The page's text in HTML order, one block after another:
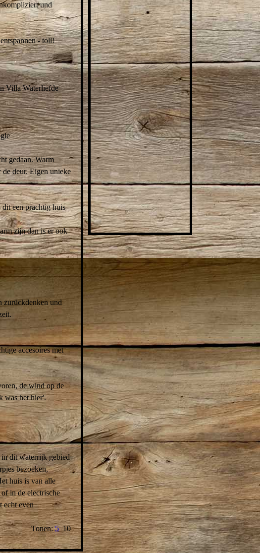
und
- toll!
Villa Waterliefde
gedaan. Warm
deur. Eigen unieke
een prachtig huis
zijn dan is er ook
zurückdenken und
accesoires met
de wind op de
was het hier'.
dit waterrijk gebied
bezoeken,
huis is van alle
in de electrische
echt even
Tonen:510
IMG_9762-1